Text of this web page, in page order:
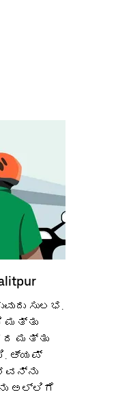
ಸುಲಭ.
ಮತ್ತು
ಮತ್ತು
ಆ್ಯಪ್
ಅಲ್ಲಿಗೆ